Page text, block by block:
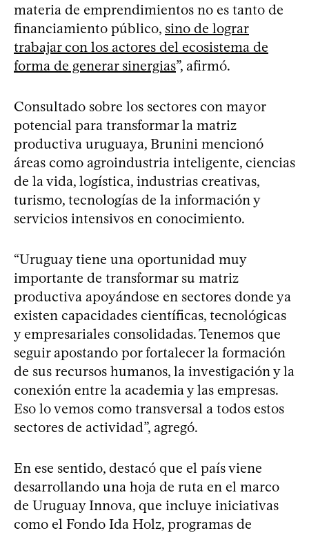
materia de emprendimientos no es tanto de
financiamiento público, sino de lograr
trabajar con los actores del ecosistema de
forma de generar sinergias”, afirmó.
Consultado sobre los sectores con mayor
potencial para transformar la matriz
productiva uruguaya, Brunini mencionó
áreas como agroindustria inteligente, ciencias
de la vida, logística, industrias creativas,
turismo, tecnologías de la información y
servicios intensivos en conocimiento.
“Uruguay tiene una oportunidad muy
importante de transformar su matriz
productiva apoyándose en sectores donde ya
existen capacidades científicas, tecnológicas
y empresariales consolidadas. Tenemos que
seguir apostando por fortalecer la formación
de sus recursos humanos, la investigación y la
conexión entre la academia y las empresas.
Eso lo vemos como transversal a todos estos
sectores de actividad”, agregó.
En ese sentido, destacó que el país viene
desarrollando una hoja de ruta en el marco
de Uruguay Innova, que incluye iniciativas
como el Fondo Ida Holz, programas de